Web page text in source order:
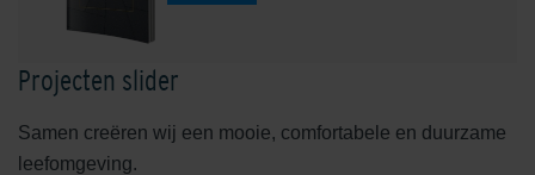
Projecten slider
Samen creëren wij een mooie, comfortabele en duurzame
leefomgeving.